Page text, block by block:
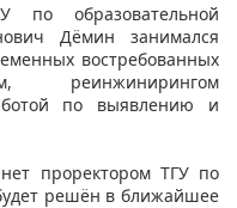
по образовательной
Дёмин занимался
востребованных
реинжинирингом
по выявлению и
проректором ТГУ по
решён в ближайшее